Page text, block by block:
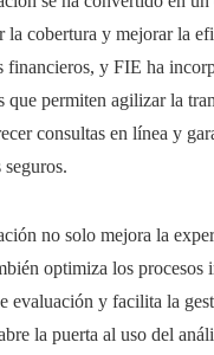
la cobertura y mejorar la
financieros, y FIE ha
que permiten agilizar la
consultas en línea y
no solo mejora la
optimiza los procesos
evaluación y facilita la
la puerta al uso del